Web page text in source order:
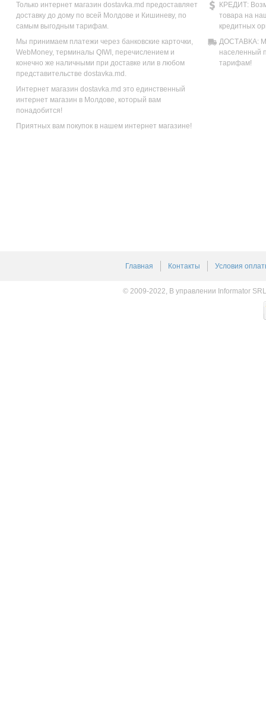
Только интернет магазин dostavka.md предоставляет
доставку до дому по всей Молдове и Кишиневу, по
самым выгодным тарифам.
Мы принимаем платежи через банковские карточки,
WebMoney, терминалы QIWI, перечислением и
конечно же наличными при доставке или в любом
представительстве dostavka.md.
Интернет магазин dostavka.md это единственный
интернет магазин в Молдове, который вам
понадобится!
Приятных вам покупок в нашем интернет магазине!
КРЕДИТ:
товара на
кредитных
ДОСТАВКА:
населенный
тарифам!
Главная Контакты Условия
© 2009-2022, В управлении Informator SRL